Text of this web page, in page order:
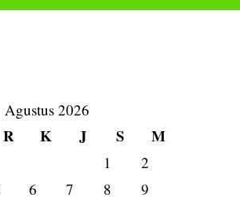
Agustus 2026
R K J S M
1
2
6 7 8
9